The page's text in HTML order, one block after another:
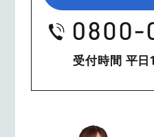
受付時間 平